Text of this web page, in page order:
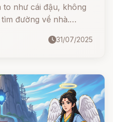
to như cái đậu, không
đường về nhà.
tan thành từng mảnh,
31/07/2025